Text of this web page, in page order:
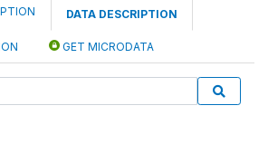
DATA DESCRIPTION
GET MICRODATA